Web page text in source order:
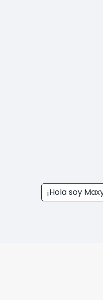
¡Hola soy